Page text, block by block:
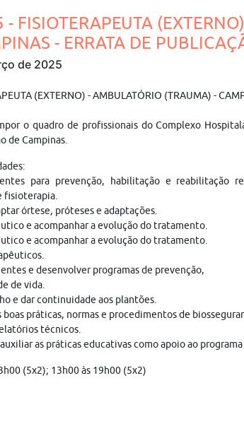
FISIOTERAPEUTA
- ERRATA DE
de 2025
(EXTERNO) - AMBULATÓRIO (TRAUMA) -
o quadro de profissionais do Complexo
de Campinas.
para prevenção, habilitação e reabilitação
fisioterapia.
órtese, próteses e adaptações.
e acompanhar a evolução do tratamento.
e acompanhar a evolução do tratamento.
e desenvolver programas de prevenção,
de vida.
e dar continuidade aos plantões.
práticas, normas e procedimentos de
técnicos.
as práticas educativas como apoio ao programa
(5x2); 13h00 às 19h00 (5x2)